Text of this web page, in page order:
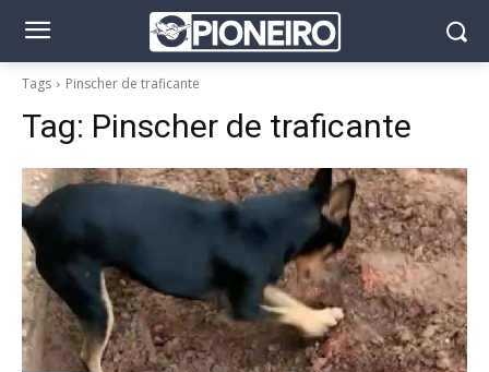
Tags Pinscher de traficante
Tag: Pinscher de traficante